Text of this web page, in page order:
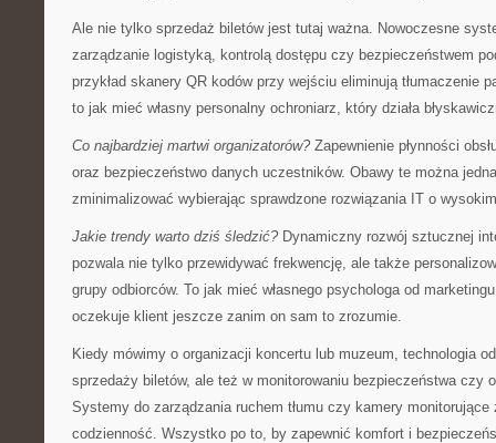
Ale nie tylko sprzedaż biletów jest tutaj ważna. Nowoczesne
zarządzanie logistyką, kontrolą dostępu czy bezpieczeństwem
przykład skanery QR kodów przy wejściu eliminują tłumaczenie
to jak mieć własny personalny ochroniarz, który działa
Co najbardziej martwi organizatorów? Zapewnienie płynności
oraz bezpieczeństwo danych uczestników. Obawy te można
zminimalizować wybierając sprawdzone rozwiązania IT o
Jakie trendy warto dziś śledzić? Dynamiczny rozwój sztucznej
pozwala nie tylko przewidywać frekwencję, ale także
grupy odbiorców. To jak mieć własnego psychologa od
oczekuje klient jeszcze zanim on sam to zrozumie.
Kiedy mówimy o organizacji koncertu lub muzeum, technologia
sprzedaży biletów, ale też w monitorowaniu bezpieczeństwa czy
Systemy do zarządzania ruchem tłumu czy kamery
codzienność. Wszystko po to, by zapewnić komfort i